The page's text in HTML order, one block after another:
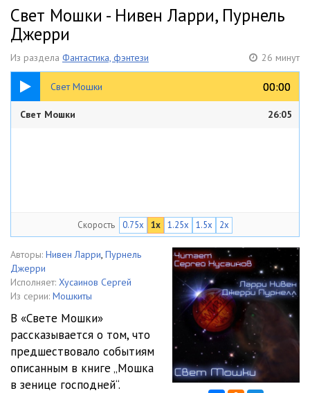
Свет Мошки - Нивен Ларри, Пурнель
Джерри
Из раздела Фантастика, фэнтези 26 минут
Свет Мошки 00:00
00:00
26:05
Свет Мошки 26:05
Скорость 0.75x 1x 1.25x 1.5x 2x
Авторы: Нивен Ларри, Пурнель
Джерри
Исполняет: Хусаинов Сергей
Из серии: Мошкиты
В «Свете Мошки»
рассказывается о том, что
предшествовало событиям
описанным в книге „Мошка
в зенице господней“.